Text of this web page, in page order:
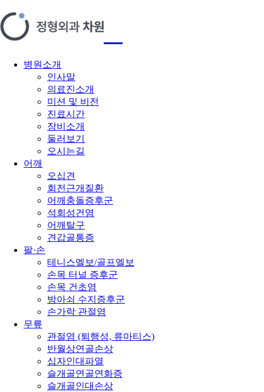
병원소개
인사말
의료진소개
미션 및 비전
진료시간
장비소개
둘러보기
오시는길
어깨
오십견
회전근개질환
어깨충돌증후군
석회성건염
어깨탈구
견갑골통증
팔·손
테니스엘보/골프엘보
손목 터널 증후군
손목 건초염
방아쇠 수지증후군
손가락 관절염
무릎
관절염 (퇴행성, 류마티스)
반월상연골손상
십자인대파열
슬개골연골연화증
슬개골인대손상